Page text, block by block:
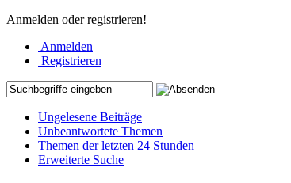
Anmelden oder registrieren!
Anmelden
Registrieren
Ungelesene Beiträge
Unbeantwortete Themen
Themen der letzten 24 Stunden
Erweiterte Suche